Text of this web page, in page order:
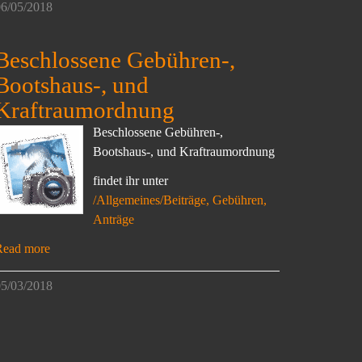
05/2018
Gebühren-,
, und
Beschlossene Gebühren-,
Bootshaus-, und Kraftraumordnung
findet ihr unter
/Allgemeines/Beiträge, Gebühren,
Anträge
more
03/2018